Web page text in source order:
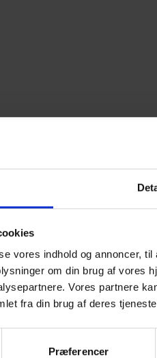
vores indhold og annoncer,
om din brug af vores
Vores partnere
fra din brug af deres
Præferencer